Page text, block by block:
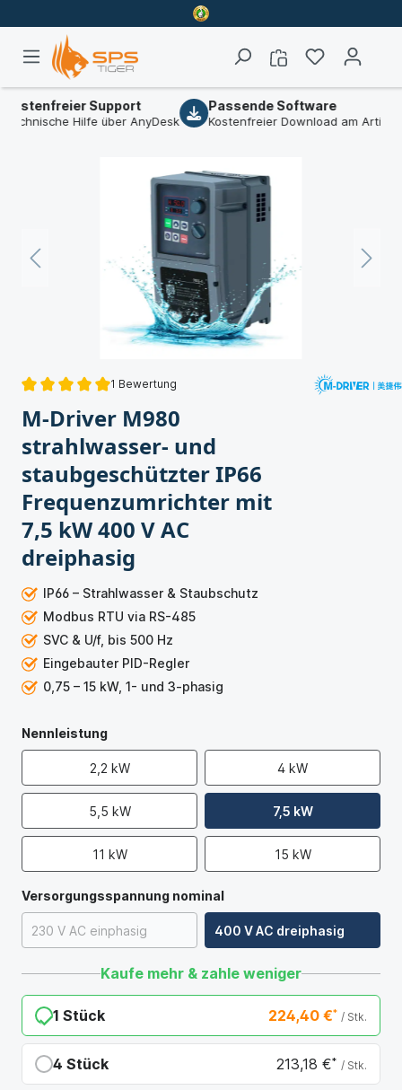
Support
Hilfe über AnyDesk
Passende Software
Kostenfreier Download am Artikel
1 Bewertung
M-Driver M980
strahlwasser- und
staubgeschützter IP66
Frequenzumrichter mit
7,5 kW 400 V AC
dreiphasig
IP66 – Strahlwasser & Staubschutz
Modbus RTU via RS-485
SVC & U/f, bis 500 Hz
Eingebauter PID-Regler
0,75 – 15 kW, 1- und 3-phasig
Kaufe mehr & zahle weniger
1 Stück 224,40 €* / Stk.
4 Stück 213,18 €* / Stk.
Nennleistung
2,2 kW 4 kW
5,5 kW 7,5 kW
11 kW 15 kW
Versorgungsspannung nominal
230 V AC einphasig 400 V AC dreiphasig